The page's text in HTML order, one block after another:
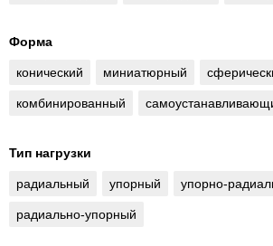
Форма
конический миниатюрный
комбинированный
Тип нагрузки
радиальный упорный упорно-
радиально-упорный